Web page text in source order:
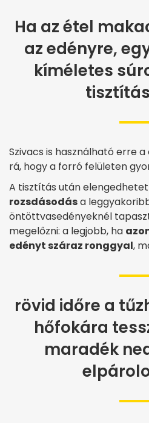
Ha az étel
az edényre,
kíméletes
Szivacs is használható erre
rá, hogy a forró felületen
A tisztítás után
rozsdásodása
öntöttvasedényeknél
megelőzni: a legjobb, ha
edényt száraz ronggyal,
rövid időre a
hőfokára
maradék